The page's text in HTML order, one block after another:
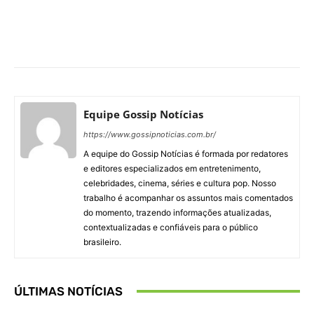
Equipe Gossip Notícias
https://www.gossipnoticias.com.br/
A equipe do Gossip Notícias é formada por redatores
e editores especializados em entretenimento,
celebridades, cinema, séries e cultura pop. Nosso
trabalho é acompanhar os assuntos mais comentados
do momento, trazendo informações atualizadas,
contextualizadas e confiáveis para o público
brasileiro.
ÚLTIMAS NOTÍCIAS